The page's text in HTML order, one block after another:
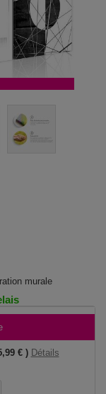
murale
€ ) Détails